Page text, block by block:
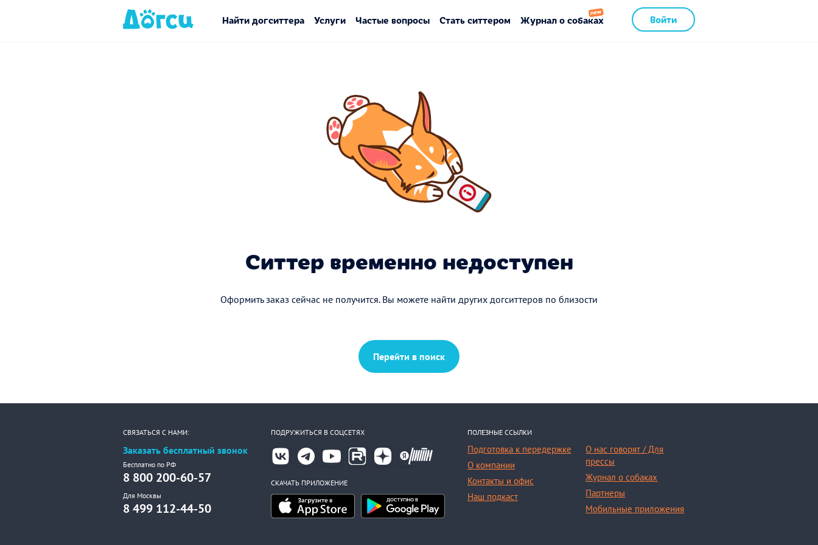
Войти
Найти догситтера Услуги Частые вопросы Стать ситтером Журнал о собаках
Ситтер временно недоступен
Оформить заказ сейчас не получится. Вы можете найти других догситтеров по близости
Перейти в поиск
СВЯЗАТЬСЯ С НАМИ:
Заказать бесплатный звонок
Бесплатно по РФ
8 800 200-60-57
Для Москвы
8 499 112-44-50
ПОДРУЖИТЬСЯ В СОЦСЕТЯХ
СКАЧАТЬ ПРИЛОЖЕНИЕ
ПОЛЕЗНЫЕ ССЫЛКИ
Подготовка к передержке
О компании
Контакты и офис
Наш подкаст
О нас говорят / Для
прессы
Журнал о собаках
Партнеры
Мобильные приложения